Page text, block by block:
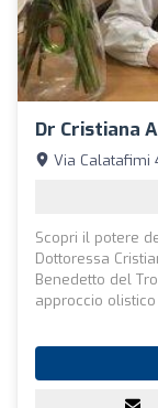
Dr Cristiana
Via Calatafimi
Scopri il potere
Dottoressa
Benedetto del
approccio